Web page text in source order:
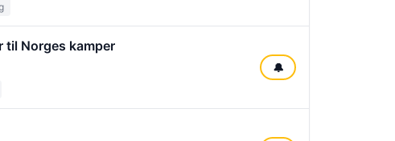
til Norges kamper
🔔